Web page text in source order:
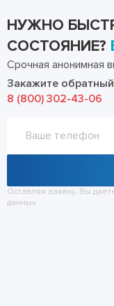
НУЖНО
СОСТОЯНИЕ?
Срочная анонимная
Закажите
8 (800) 302-43-06
Оставляя заявку, Вы
данных